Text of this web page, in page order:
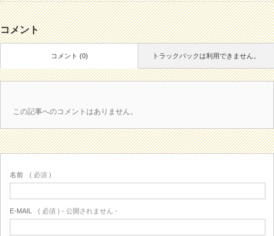
コメント
トラックバックは利用できません。
コメント (0)
この記事へのコメントはありません。
名前 ( 必須 )
E-MAIL ( 必須 ) - 公開されません -